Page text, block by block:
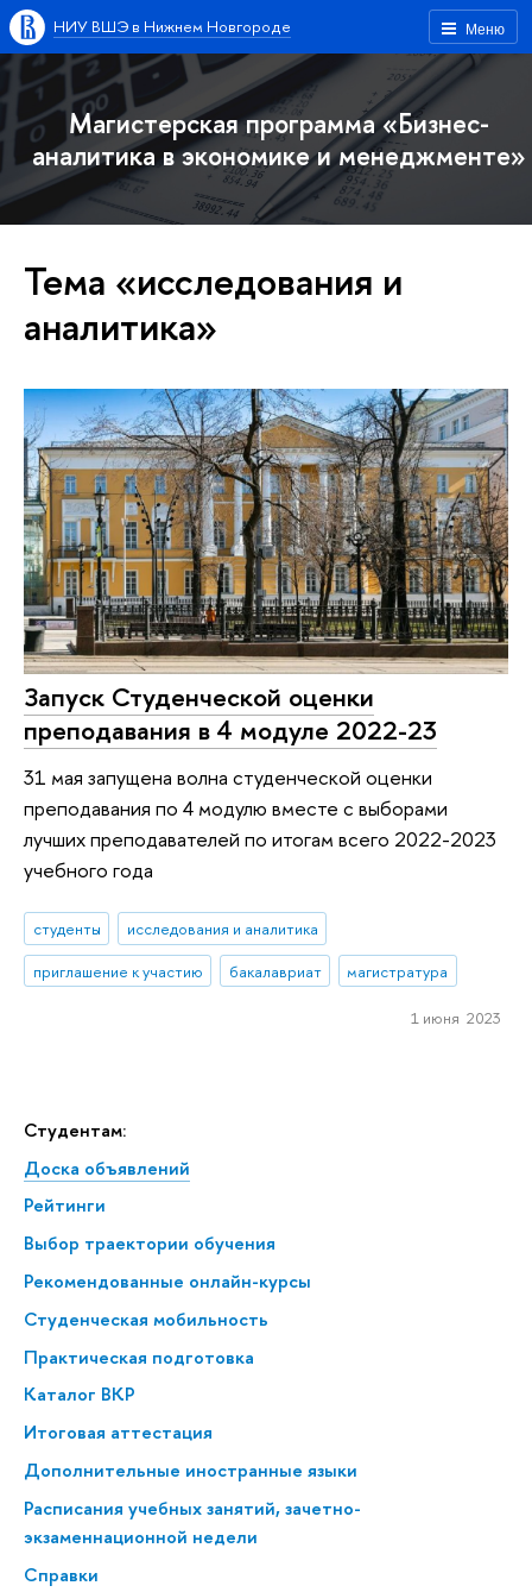
Меню
НИУ ВШЭ в Нижнем Новгороде
Магистерская программа «Бизнес-
аналитика в экономике и менеджменте»
Студентам:
Доска объявлений
Рейтинги
Выбор траектории обучения
Рекомендованные онлайн-курсы
Студенческая мобильность
Практическая подготовка
Каталог ВКР
Итоговая аттестация
Дополнительные иностранные языки
Расписания учебных занятий, зачетно-
экзаменнационной недели
Справки
Тема «исследования и
аналитика»
Запуск Студенческой оценки
преподавания в 4 модуле 2022-23
31 мая запущена волна студенческой оценки
преподавания по 4 модулю вместе с выборами
лучших преподавателей по итогам всего 2022-2023
учебного года
студенты
исследования и аналитика
приглашение к участию
бакалавриат магистратура
1 июня 2023